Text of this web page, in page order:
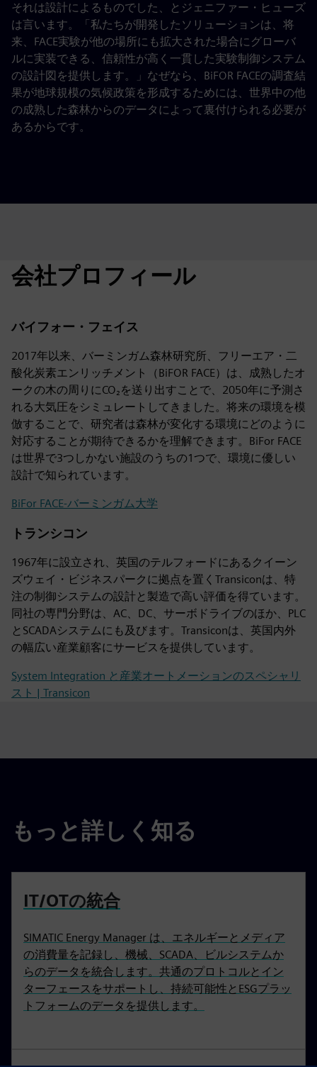
それは設計によるものでした、とジェニファー・ヒューズ
は言います。「私たちが開発したソリューションは、将
来、FACE実験が他の場所にも拡大された場合にグローバ
ルに実装できる、信頼性が高く一貫した実験制御システム
の設計図を提供します。」なぜなら、BiFOR FACEの調査結
果が地球規模の気候政策を形成するためには、世界中の他
の成熟した森林からのデータによって裏付けられる必要が
あるからです。
会社プロフィール
バイフォー・フェイス
2017年以来、バーミンガム森林研究所、フリーエア・二
酸化炭素エンリッチメント（BiFOR FACE）は、成熟したオ
ークの木の周りにCO₂を送り出すことで、2050年に予測さ
れる大気圧をシミュレートしてきました。将来の環境を模
倣することで、研究者は森林が変化する環境にどのように
対応することが期待できるかを理解できます。BiFor FACE
は世界で3つしかない施設のうちの1つで、環境に優しい
設計で知られています。
BiFor FACE-バーミンガム大学
トランシコン
1967年に設立され、英国のテルフォードにあるクイーン
ズウェイ・ビジネスパークに拠点を置くTransiconは、特
注の制御システムの設計と製造で高い評価を得ています。
同社の専門分野は、AC、DC、サーボドライブのほか、PLC
とSCADAシステムにも及びます。Transiconは、英国内外
の幅広い産業顧客にサービスを提供しています。
System Integration と産業オートメーションのスペシャリ
スト | Transicon
もっと詳しく知る
IT/OTの統合
SIMATIC Energy Manager は、エネルギーとメディア
の消費量を記録し、機械、SCADA、ビルシステムか
らのデータを統合します。共通のプロトコルとイン
ターフェースをサポートし、持続可能性とESGプラッ
トフォームのデータを提供します。